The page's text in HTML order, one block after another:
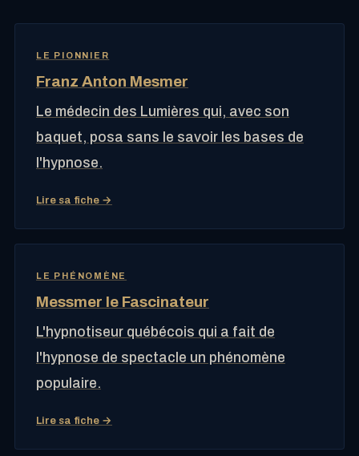
LE PIONNIER
Franz Anton Mesmer
Le médecin des Lumières qui, avec son
baquet, posa sans le savoir les bases de
l'hypnose.
Lire sa fiche →
LE PHÉNOMÈNE
Messmer le Fascinateur
L'hypnotiseur québécois qui a fait de
l'hypnose de spectacle un phénomène
populaire.
Lire sa fiche →